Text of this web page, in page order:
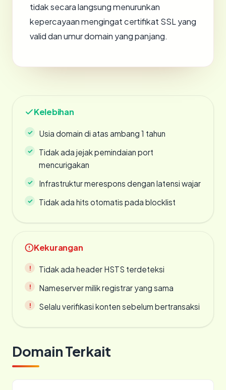
tidak secara langsung menurunkan
kepercayaan mengingat certifikat SSL yang
valid dan umur domain yang panjang.
Kelebihan
Usia domain di atas ambang 1 tahun
Tidak ada jejak pemindaian port
mencurigakan
Infrastruktur merespons dengan latensi wajar
Tidak ada hits otomatis pada blocklist
Kekurangan
Tidak ada header HSTS terdeteksi
Nameserver milik registrar yang sama
Selalu verifikasi konten sebelum bertransaksi
Domain Terkait